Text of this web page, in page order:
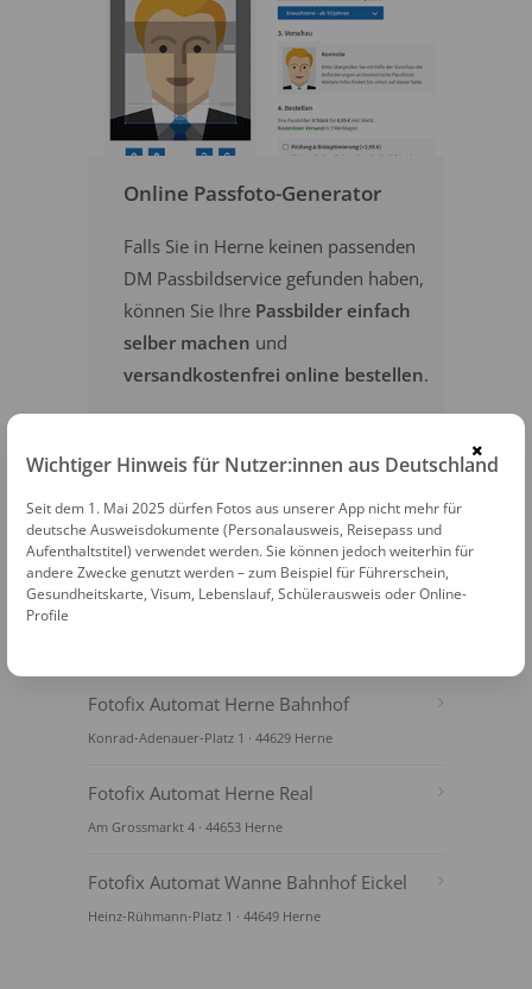
Online Passfoto-Generator
Falls Sie in Herne keinen passenden
DM Passbildservice gefunden haben,
können Sie Ihre Passbilder einfach
selber machen und
versandkostenfrei online bestellen.
Fotofix Automat Herne Bahnhof
Konrad-Adenauer-Platz 1 · 44629 Herne
Fotofix Automat Herne Real
Am Grossmarkt 4 · 44653 Herne
Fotofix Automat Wanne Bahnhof Eickel
Heinz-Rühmann-Platz 1 · 44649 Herne
×
Wichtiger Hinweis für Nutzer:innen aus Deutschland
Seit dem 1. Mai 2025 dürfen Fotos aus unserer App nicht mehr für
deutsche Ausweisdokumente (Personalausweis, Reisepass und
Aufenthaltstitel) verwendet werden. Sie können jedoch weiterhin für
andere Zwecke genutzt werden – zum Beispiel für Führerschein,
Gesundheitskarte, Visum, Lebenslauf, Schülerausweis oder Online-
Profile